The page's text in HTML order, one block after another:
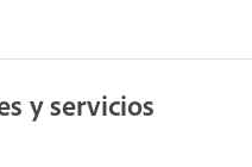
y servicios